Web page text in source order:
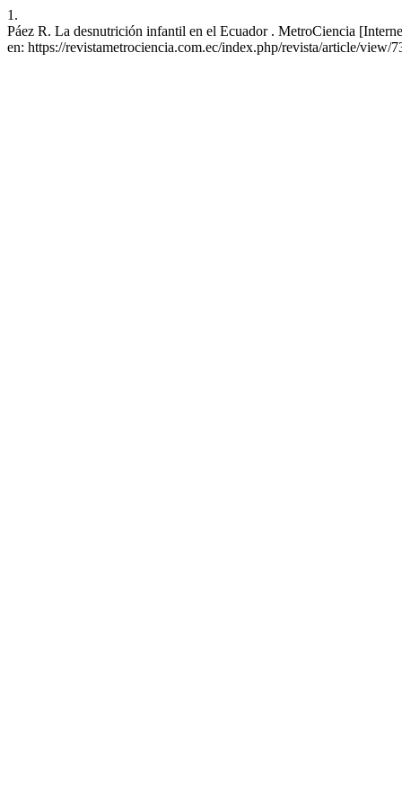
1.
Páez R. La desnutrición infantil en el Ecuador . MetroCiencia
en: https://revistametrociencia.com.ec/index.php/revista/article/view/